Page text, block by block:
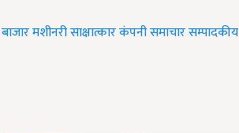
बाजारमशीनरीसाक्षात्कारकंपनी समाचारसम्पादकीय